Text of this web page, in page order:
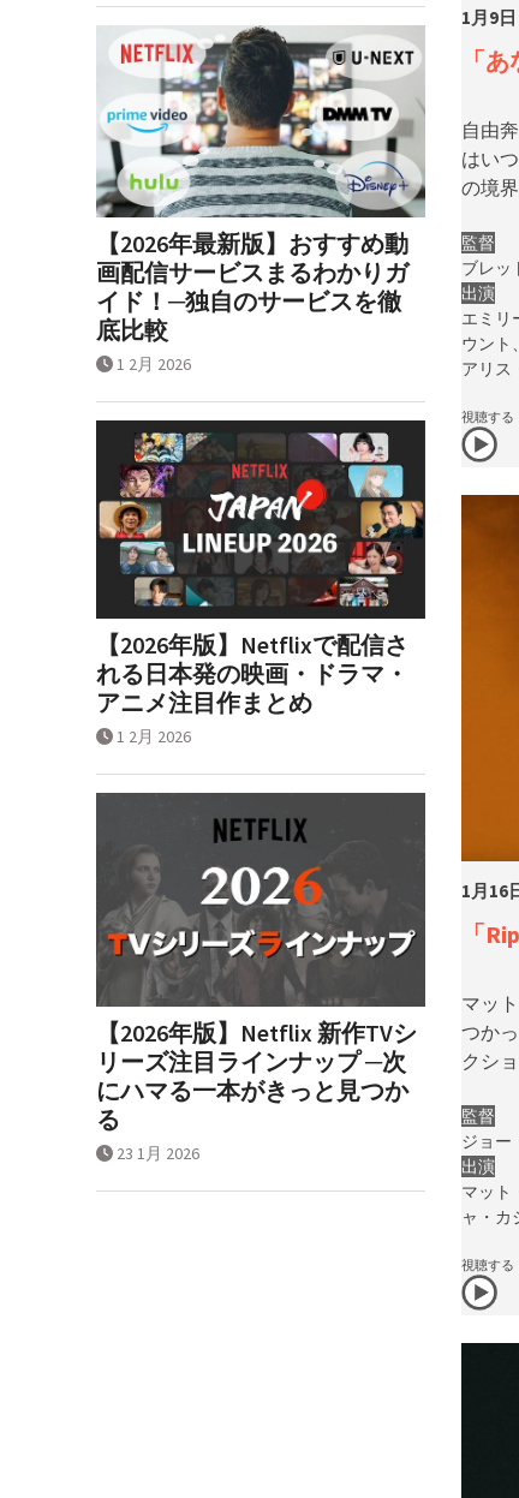
1月9
「あ
自由
はい
の境
監督
ブレッ
出演
エミリ
ウント
アリス
視聴する
1月16
「
マッ
つか
クシ
監督
ジョー
出演
マット
ャ・カ
視聴する
【2026年最新版】おすすめ動
画配信サービスまるわかりガ
イド！─独自のサービスを徹
底比較
1 2月 2026
【2026年版】Netflixで配信さ
れる日本発の映画・ドラマ・
アニメ注目作まとめ
1 2月 2026
【2026年版】Netflix 新作TVシ
リーズ注目ラインナップ ─次
にハマる一本がきっと見つか
る
23 1月 2026